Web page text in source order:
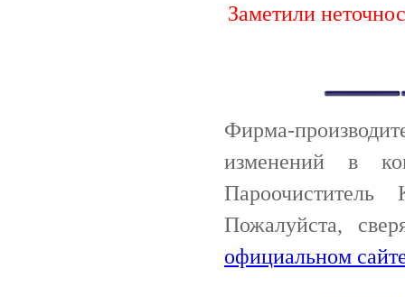
Заметили
Фирма-
изменений в
Пожалуйста,
официальном